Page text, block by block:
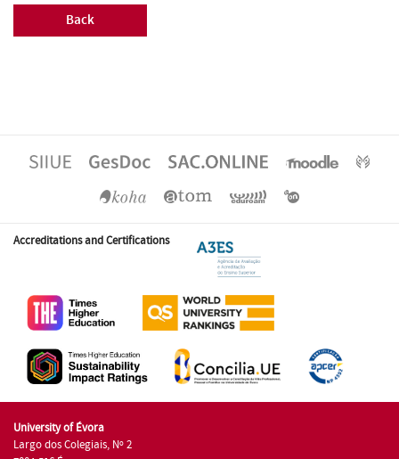
Back
Accreditations and Certifications
University of Évora
Largo dos Colegiais, Nº 2